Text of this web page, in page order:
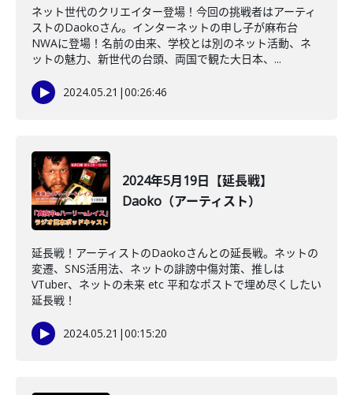
ネット世代のクリエイター登場！今回の挑戦者はアーティ
ストのDaokoさん。インターネットの申し子が麻布台
NWAに登場！名前の由来、学校とは別のネット活動、ネ
ットの魅力、新世代の台頭、両国で観た大日本、...
2024.05.21 |00:26:46
2024年5月19日【延長戦】
Daoko（アーティスト）
延長戦！アーティストのDaokoさんとの延長戦。ネットの
変遷、SNS活用法、ネットの誹謗中傷対策、推しは
VTuber、ネットの未来 etc 平和なポストで埋め尽くしたい
延長戦！
2024.05.21 |00:15:20